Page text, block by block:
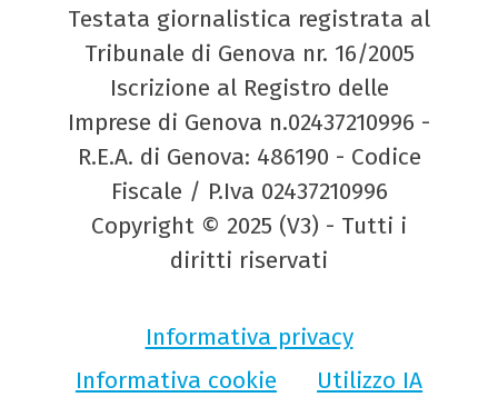
Testata giornalistica registrata al
Tribunale di Genova nr. 16/2005
Iscrizione al Registro delle
Imprese di Genova n.02437210996 -
R.E.A. di Genova: 486190 - Codice
Fiscale / P.Iva 02437210996
Copyright © 2025 (V3) - Tutti i
diritti riservati
Informativa privacy
Informativa cookie
Utilizzo IA